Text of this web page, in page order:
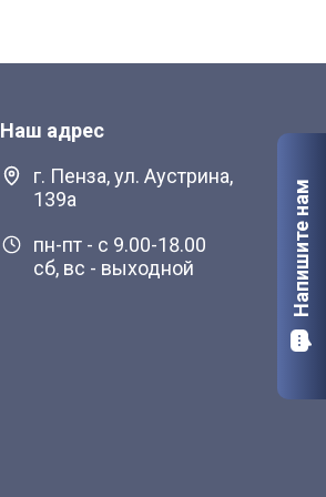
Наш адрес
г. Пенза, ул. Аустрина,
139а
пн-пт - с 9.00-18.00
сб, вс - выходной
Напишите нам